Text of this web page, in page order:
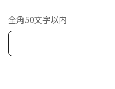
全角50文字以内